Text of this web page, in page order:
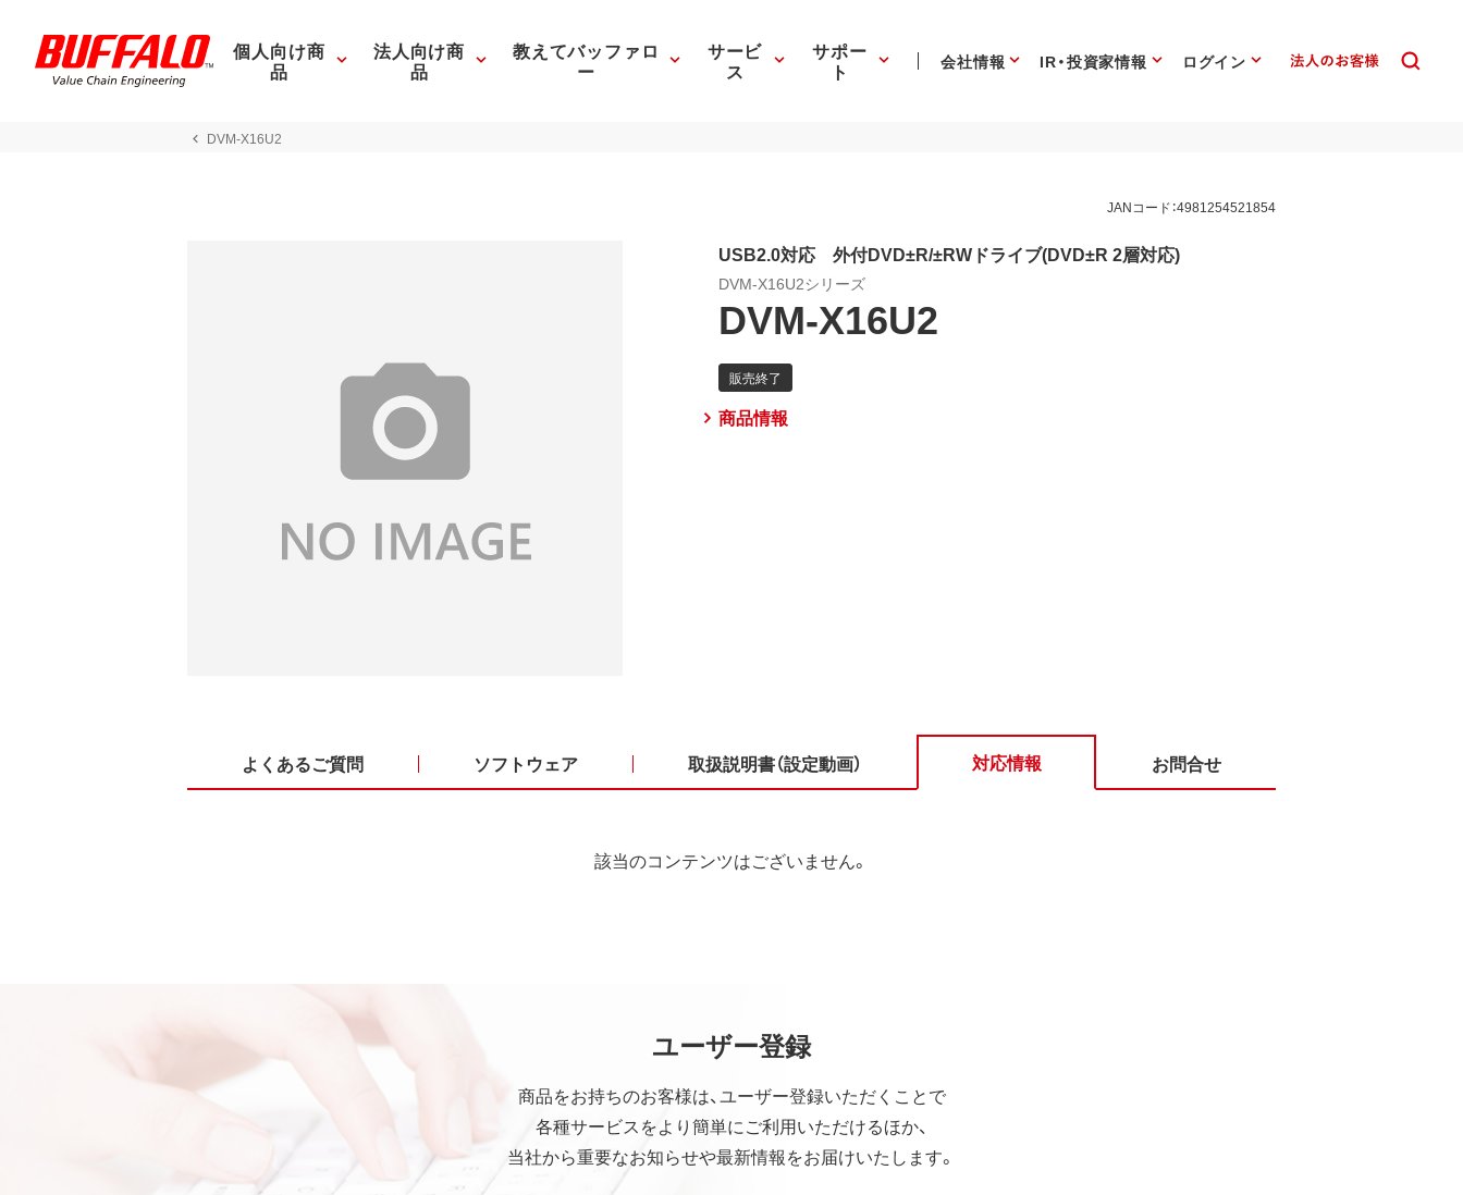
個人向け商
品
法人向け商
品
教えてバッファロ
ー
サービ
ス
サポー
ト 会社情報 IR・投資家情報 ログイン
DVM-X16U2
JANコード：4981254521854
USB2.0対応 外付DVD±R/±RWドライブ(DVD±R 2層対応)
DVM-X16U2シリーズ
DVM-X16U2
商品情報
よくあるご質問 ソフトウェア 取扱説明書（設定動画） 対応情報 お問合せ
該当のコンテンツはございません。
ユーザー登録
商品をお持ちのお客様は、ユーザー登録いただくことで
各種サービスをより簡単にご利用いただけるほか、
当社から重要なお知らせや最新情報をお届けいたします。